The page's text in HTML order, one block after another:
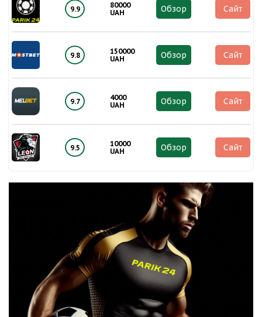
9.9
80000
UAH
Обзор Сайт
9.8
150000
UAH
Обзор Сайт
9.7
4000
UAH
Обзор Сайт
9.5
10000
UAH
Обзор Сайт